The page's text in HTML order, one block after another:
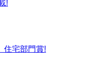
!
宅部門賞!